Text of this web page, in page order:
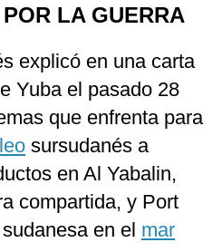
LA GUERRA
explicó en una carta
Yuba el pasado 28
que enfrenta para
sursudanés a
en Al Yabalin,
compartida, y Port
en el mar